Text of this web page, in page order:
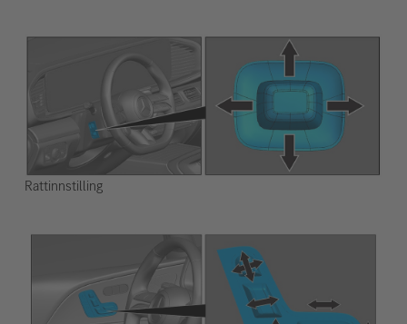
Rattinnstilling